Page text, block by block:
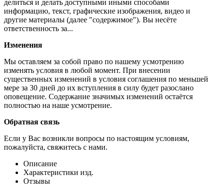
делиться и делать доступными иными способами
информацию, текст, графические изображения, видео и
другие материалы (далее "содержимое"). Вы несёте
ответственность за...
Изменения
Мы оставляем за собой право по нашему усмотрению
изменять условия в любой момент. При внесении
существенных изменений в условия соглашения по меньшей
мере за 30 дней до их вступления в силу будет разослано
оповещение. Содержание значимых изменений остаётся
полностью на наше усмотрение.
Обратная связь
Если у Вас возникли вопросы по настоящим условиям,
пожалуйста, свяжитесь с нами.
Описание
Характеристики изд.
Отзывы